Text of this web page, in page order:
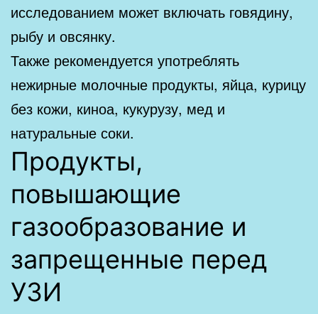
исследованием может включать говядину,
рыбу и овсянку.
Также рекомендуется употреблять
нежирные молочные продукты, яйца, курицу
без кожи, киноа, кукурузу, мед и
натуральные соки.
Продукты,
повышающие
газообразование и
запрещенные перед
УЗИ